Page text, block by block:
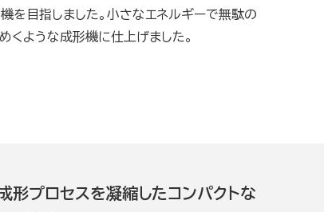
を目指しました。小さなエネルギーで無駄の
くような成形機に仕上げました。
形プロセスを凝縮したコンパクトな